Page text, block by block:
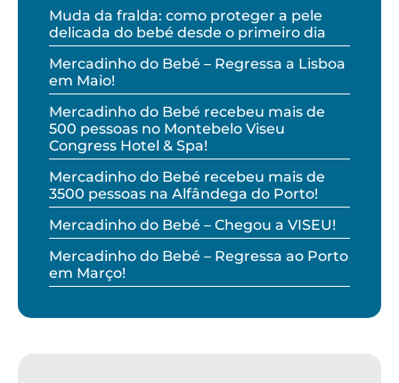
Muda da fralda: como proteger a pele
delicada do bebé desde o primeiro dia
Mercadinho do Bebé – Regressa a Lisboa
em Maio!
Mercadinho do Bebé recebeu mais de
500 pessoas no Montebelo Viseu
Congress Hotel & Spa!
Mercadinho do Bebé recebeu mais de
3500 pessoas na Alfândega do Porto!
Mercadinho do Bebé – Chegou a VISEU!
Mercadinho do Bebé – Regressa ao Porto
em Março!